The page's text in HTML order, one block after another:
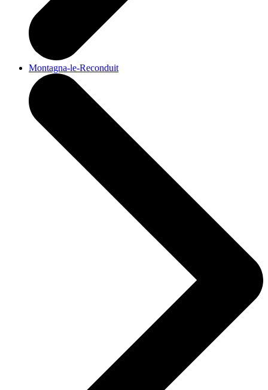
Montagna-le-Reconduit